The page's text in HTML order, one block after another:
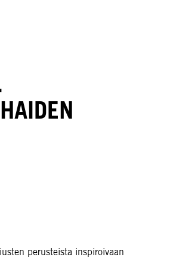
perusteista inspiroivaan